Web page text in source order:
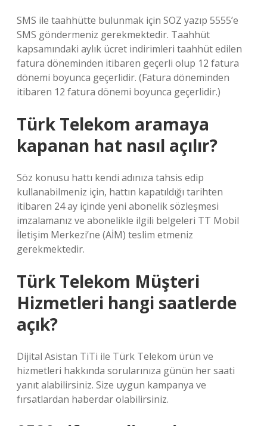
SMS ile taahhütte bulunmak için SOZ yazıp 5555’e
SMS göndermeniz gerekmektedir. Taahhüt
kapsamındaki aylık ücret indirimleri taahhüt edilen
fatura döneminden itibaren geçerli olup 12 fatura
dönemi boyunca geçerlidir. (Fatura döneminden
itibaren 12 fatura dönemi boyunca geçerlidir.)
Türk Telekom aramaya
kapanan hat nasıl açılır?
Söz konusu hattı kendi adınıza tahsis edip
kullanabilmeniz için, hattın kapatıldığı tarihten
itibaren 24 ay içinde yeni abonelik sözleşmesi
imzalamanız ve abonelikle ilgili belgeleri TT Mobil
İletişim Merkezi’ne (AİM) teslim etmeniz
gerekmektedir.
Türk Telekom Müşteri
Hizmetleri hangi saatlerde
açık?
Dijital Asistan TiTi ile Türk Telekom ürün ve
hizmetleri hakkında sorularınıza günün her saati
yanıt alabilirsiniz. Size uygun kampanya ve
fırsatlardan haberdar olabilirsiniz.